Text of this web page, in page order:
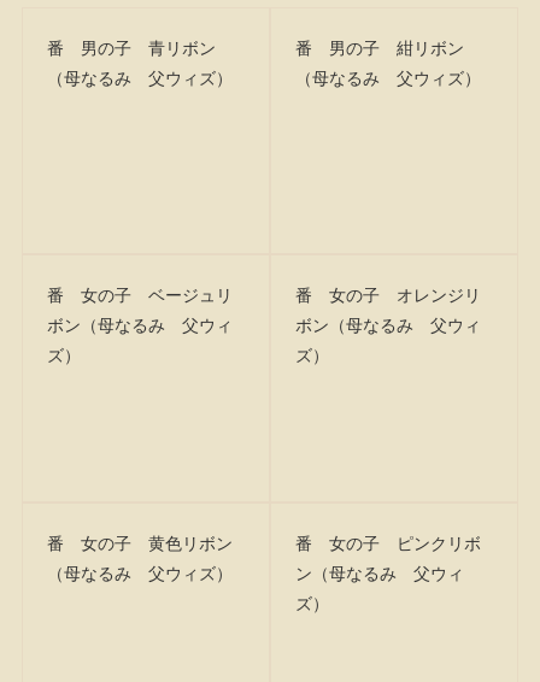
番 男の子 青リボン
（母なるみ 父ウィズ）
番 男の子 紺リボン
（母なるみ 父ウィズ）
番 女の子 ベージュリ
ボン（母なるみ 父ウィ
ズ）
番 女の子 オレンジリ
ボン（母なるみ 父ウィ
ズ）
番 女の子 黄色リボン
（母なるみ 父ウィズ）
番 女の子 ピンクリボ
ン（母なるみ 父ウィ
ズ）